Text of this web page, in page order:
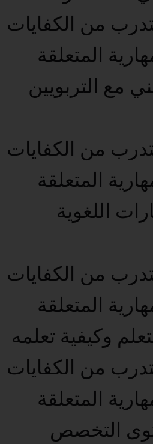
من الكفايات
المتعلقة
مع التربويين
من الكفايات
المتعلقة
اللغوية
من الكفايات
المتعلقة
وكيفية تعلمه
من الكفايات
المتعلقة
التخصص